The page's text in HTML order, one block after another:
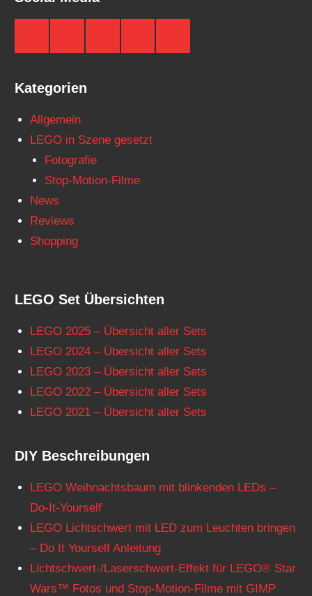
Kategorien
Allgemein
LEGO in Szene gesetzt
Fotografie
Stop-Motion-Filme
News
Reviews
Shopping
LEGO Set Übersichten
LEGO 2025 – Übersicht aller Sets
LEGO 2024 – Übersicht aller Sets
LEGO 2023 – Übersicht aller Sets
LEGO 2022 – Übersicht aller Sets
LEGO 2021 – Übersicht aller Sets
DIY Beschreibungen
LEGO Weihnachtsbaum mit blinkenden LEDs –
Do-It-Yourself
LEGO Lichtschwert mit LED zum Leuchten bringen
– Do It Yourself Anleitung
Lichtschwert-/Laserschwert-Effekt für LEGO® Star
Wars™ Fotos und Stop-Motion-Filme mit GIMP